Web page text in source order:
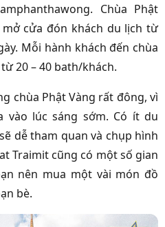
Chùa Phật
cửa đón khách du lịch từ
Mỗi hành khách đến chùa
20 – 40 bath/khách.
chùa Phật Vàng rất đông, vì
vào lúc sáng sớm. Có ít du
dễ tham quan và chụp hình
Traimit cũng có một số gian
nên mua một vài món đồ
bè.